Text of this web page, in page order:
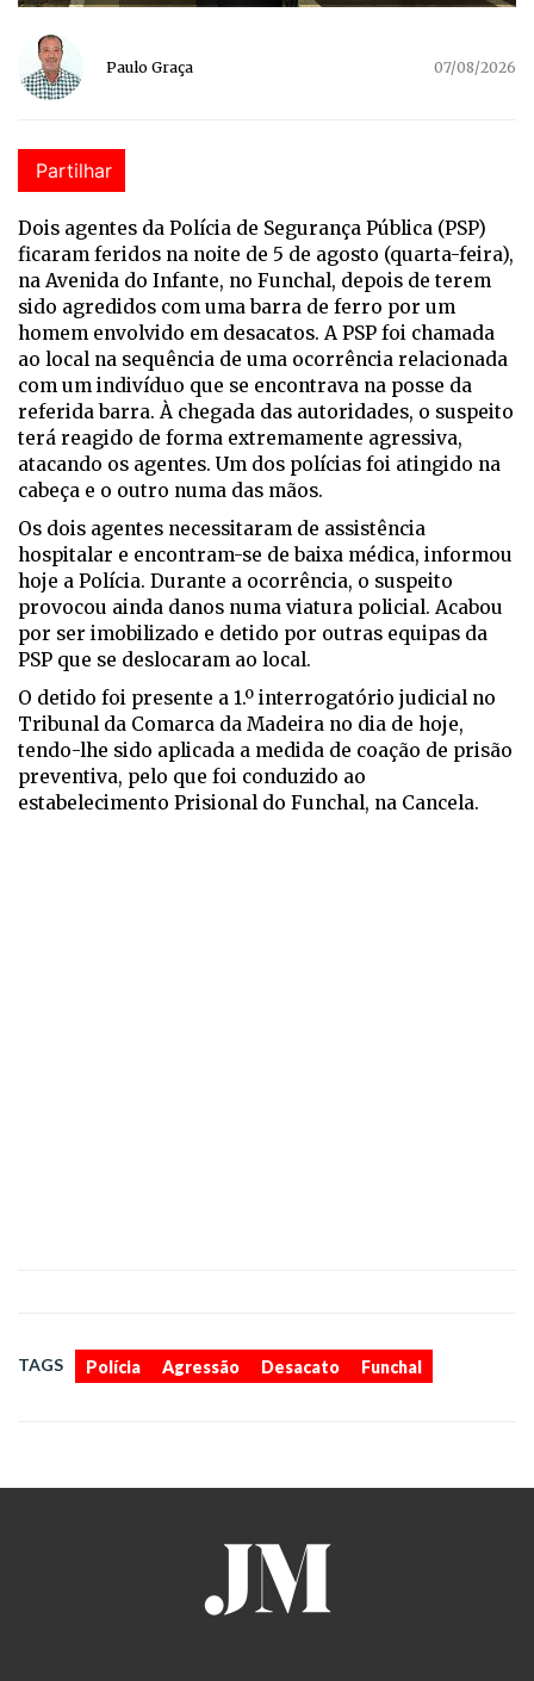
Paulo Graça 07/08/2026
Partilhar
Dois agentes da Polícia de Segurança Pública (PSP)
ficaram feridos na noite de 5 de agosto (quarta-feira),
na Avenida do Infante, no Funchal, depois de terem
sido agredidos com uma barra de ferro por um
homem envolvido em desacatos. A PSP foi chamada
ao local na sequência de uma ocorrência relacionada
com um indivíduo que se encontrava na posse da
referida barra. À chegada das autoridades, o suspeito
terá reagido de forma extremamente agressiva,
atacando os agentes. Um dos polícias foi atingido na
cabeça e o outro numa das mãos.
Os dois agentes necessitaram de assistência
hospitalar e encontram-se de baixa médica, informou
hoje a Polícia. Durante a ocorrência, o suspeito
provocou ainda danos numa viatura policial. Acabou
por ser imobilizado e detido por outras equipas da
PSP que se deslocaram ao local.
O detido foi presente a 1.º interrogatório judicial no
Tribunal da Comarca da Madeira no dia de hoje,
tendo-lhe sido aplicada a medida de coação de prisão
preventiva, pelo que foi conduzido ao
estabelecimento Prisional do Funchal, na Cancela.
TAGS Polícia Agressão Desacato Funchal